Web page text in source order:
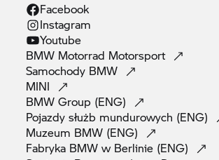
Facebook
Instagram
Youtube
BMW Motorrad Motorsport
Samochody BMW
MINI
BMW Group (ENG)
Pojazdy służb mundurowych (ENG)
Muzeum BMW (ENG)
Fabryka BMW w Berlinie (ENG)